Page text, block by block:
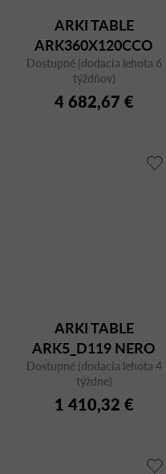
ARKI TABLE
ARK360X120CCO
NERO FNPNE
Dostupné (dodacia lehota 6
týždňov)
4 682,67 €
ARKI TABLE
ARK5_D119 NERO
Dostupné (dodacia lehota 4
týždne)
1 410,32 €